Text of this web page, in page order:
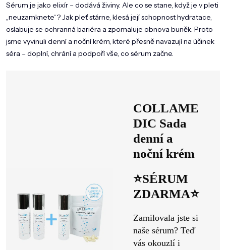
Sérum je jako elixír – dodává živiny. Ale co se stane, když je v pleti
„neuzamknete“? Jak pleť stárne, klesá její schopnost hydratace,
oslabuje se ochranná bariéra a zpomaluje obnova buněk. Proto
jsme vyvinuli denní a noční krém, které přesně navazují na účinek
séra – doplní, chrání a podpoří vše, co sérum začne.
COLLAME
DIC Sada
denní a
noční krém
⭐SÉRUM
ZDARMA⭐
Zamilovala jste si
naše sérum? Teď
vás okouzlí i